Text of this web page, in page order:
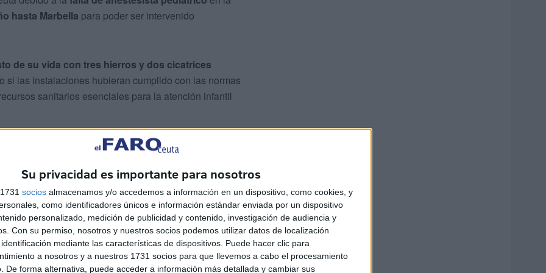
Su privacidad es importante para nosotros
socios almacenamos y/o accedemos a información en un dispositivo, como cookies, y
como identificadores únicos e información estándar enviada por un dispositivo
personalizado, medición de publicidad y contenido, investigación de audiencia y
Con su permiso, nosotros y nuestros socios podemos utilizar datos de localización
mediante las características de dispositivos. Puede hacer clic para
a nosotros y a nuestros 1731 socios para que llevemos a cabo el procesamiento
De forma alternativa, puede acceder a información más detallada y cambiar sus
hasta Marbella para poder ser intervenido
de su vida con tres hierros y dos cicatrices
si las instalaciones hubieran cumplido con las normas
sanitarios esenciales para la atención infantil
de revisar las condiciones de seguridadde los
de reforzar los recursos médicos pediátricos
una situación tan dolorosa e injusta como esta.